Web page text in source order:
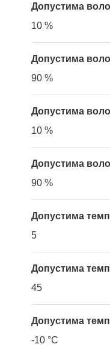
Допустима
10 %
Допустима
90 %
Допустима
10 %
Допустима
90 %
Допустима
5
Допустима
45
Допустима
-10 °C